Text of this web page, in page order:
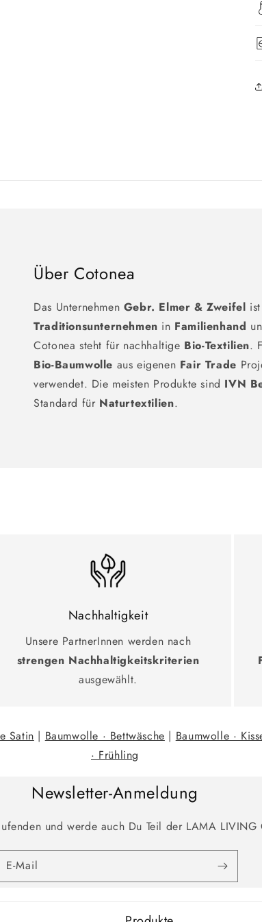
Über Cotonea
Das Unternehmen Gebr. Elmer & Zweifel
Traditionsunternehmen in Familienhand
Cotonea steht für nachhaltige Bio-Textilien.
Bio-Baumwolle aus eigenen Fair Trade
verwendet. Die meisten Produkte sind IVN
Standard für Naturtextilien.
Nachhaltigkeit
Unsere PartnerInnen werden nach
strengen Nachhaltigkeitskriterien
ausgewählt.
Satin | Baumwolle · Bettwäsche | Baumwolle ·
· Frühling
Newsletter-Anmeldung
und werde auch Du Teil der LAMA LIVING
E-Mail